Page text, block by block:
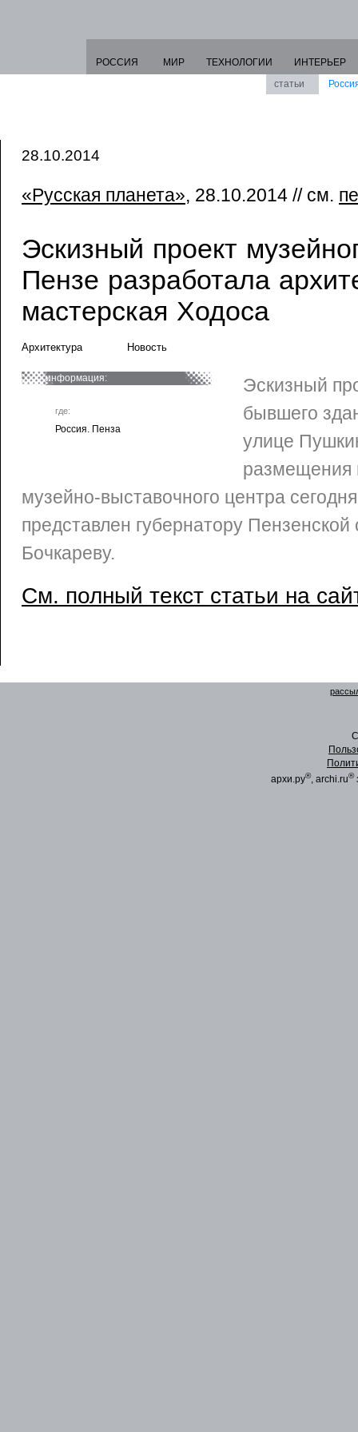
РОССИЯ МИР ТЕХНОЛОГИИ
ИНТЕРЬЕР
статьи
28.10.2014
«Русская планета», 28.10.2014 // см.
Эскизный проект
Пензе разработала
мастерская Ходоса
Архитектура Новость
информация:
где:
Россия. Пенза
Эскизный
бывшего
улице
размещения
музейно-выставочного центра
представлен губернатору
Бочкареву.
См. полный текст статьи на
архи.ру®, archi.ru®